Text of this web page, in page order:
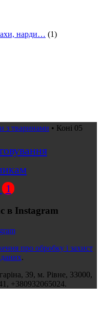
нарди… (1)
з тваринами • Коні 05
1
в Instagram
про обробку і захист
.
39, м. Рівне, 33000,
, +380932065024.